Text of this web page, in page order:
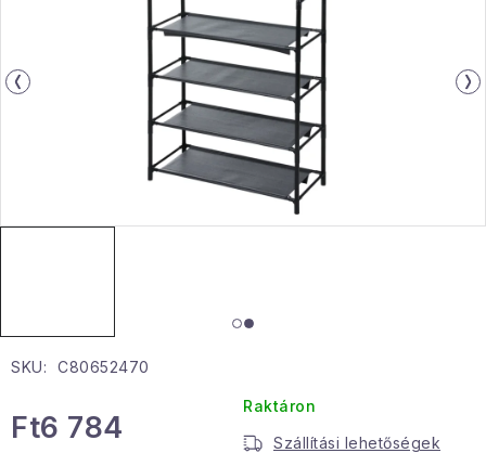
Sport és szabadban
Gyermekeknek
Sziasztok, hív a nyár.
Pohodából importálva - rendezés
Karácsonyi esemény
Januári akció
SKU: C80652470
Ft6 784
Raktáron
Szállítási lehetőségek